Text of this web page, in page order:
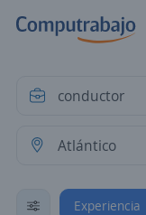
Experiencia